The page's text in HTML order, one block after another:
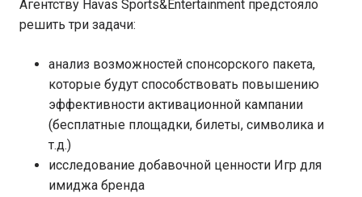
Агентству Havas Sports&Entertainment предстояло
решить три задачи:
анализ возможностей спонсорского пакета,
которые будут способствовать повышению
эффективности активационной кампании
(бесплатные площадки, билеты, символика и
т.д.)
исследование добавочной ценности Игр для
имиджа бренда